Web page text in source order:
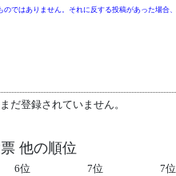
ではありません。それに反する投稿があった場合、
だ登録されていません。
他の順位
6位 7位 7位